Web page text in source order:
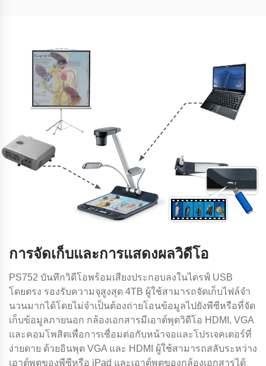
การจัดเก็บและการแสดงผลวิดีโอ
PS752 บันทึกวิดีโอพร้อมเสียงประกอบลงในไดรฟ์ USB
โดยตรง รองรับความจุสูงสุด 4TB ผู้ใช้สามารถจัดเก็บไฟล์จํา
นวนมากได้โดยไม่จําเป็นต้องถ่ายโอนข้อมูลไปยังพีซีหรือที่จัด
เก็บข้อมูลภายนอก กล้องเอกสารมีเอาต์พุตวิดีโอ HDMI, VGA
และคอมโพสิตเพื่อการเชื่อมต่อกับหน้าจอและโปรเจคเตอร์ที่
ง่ายดาย ด้วยอินพุต VGA และ HDMI ผู้ใช้สามารถสลับระหว่าง
เอาต์พุตของพีซีหรือ iPad และเอาต์พุตของกล้องเอกสารได้